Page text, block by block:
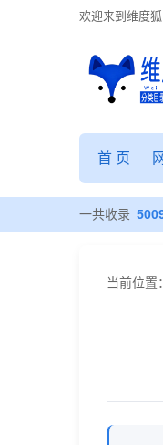
欢迎来到维度狐
今
冬
流
感
“老
首 页
一共收录
当前位置：